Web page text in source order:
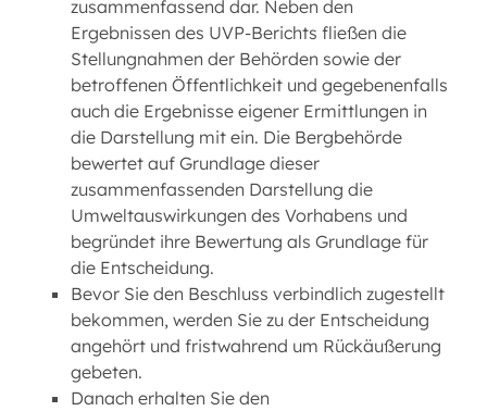
zusammenfassend dar. Neben den
Ergebnissen des UVP-Berichts fließen die
Stellungnahmen der Behörden sowie der
betroffenen Öffentlichkeit und gegebenenfalls
auch die Ergebnisse eigener Ermittlungen in
die Darstellung mit ein. Die Bergbehörde
bewertet auf Grundlage dieser
zusammenfassenden Darstellung die
Umweltauswirkungen des Vorhabens und
begründet ihre Bewertung als Grundlage für
die Entscheidung.
Bevor Sie den Beschluss verbindlich zugestellt
bekommen, werden Sie zu der Entscheidung
angehört und fristwahrend um Rückäußerung
gebeten.
Danach erhalten Sie den